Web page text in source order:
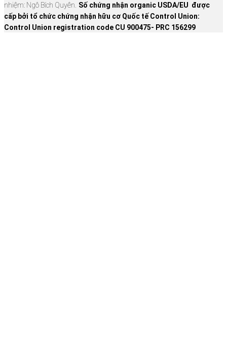
nhiệm: Ngô Bích Quyên. Số chứng nhận organic USDA/EU được
cấp bởi tổ chức chứng nhận hữu cơ Quốc tế Control Union:
Control Union registration code CU 900475- PRC 156299